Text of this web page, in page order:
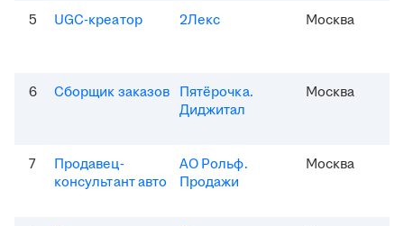
5 UGC-креатор 2Лекс Москва
6 Сборщик заказов Пятёрочка.
Диджитал
Москва
7
Продавец-
консультант авто
АО Рольф.
Продажи
Москва